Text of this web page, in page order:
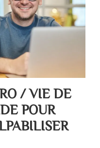
/ VIE DE
POUR